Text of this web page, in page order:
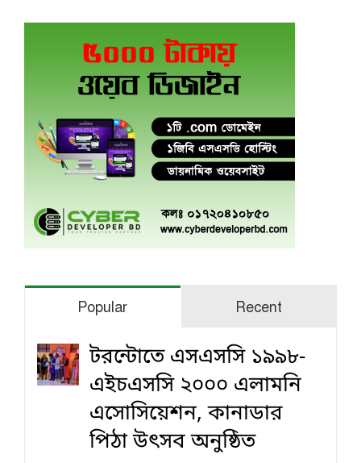
Popular Recent
টরন্টোতে এসএসসি ১৯৯৮-
এইচএসসি ২০০০ এলামনি
এসোসিয়েশন, কানাডার
পিঠা উৎসব অনুষ্ঠিত